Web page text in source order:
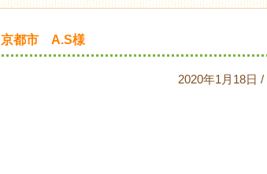
京都市 A.S様
2020年1月18日 /